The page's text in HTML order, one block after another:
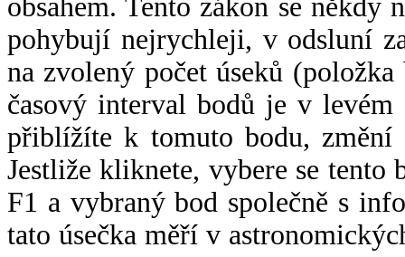
obsahem. Tento zákon se někdy
pohybují nejrychleji, v odsluní
na zvolený počet úseků
časový interval bodů je v
přiblížíte k tomuto bodu,
Jestliže kliknete, vybere se tento
F1 a vybraný bod společně s
tato úsečka měří v